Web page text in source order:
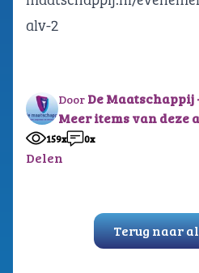
alv-2
Door De Maatschappij
Meer items van deze
159x 0x
Delen
Terug naar